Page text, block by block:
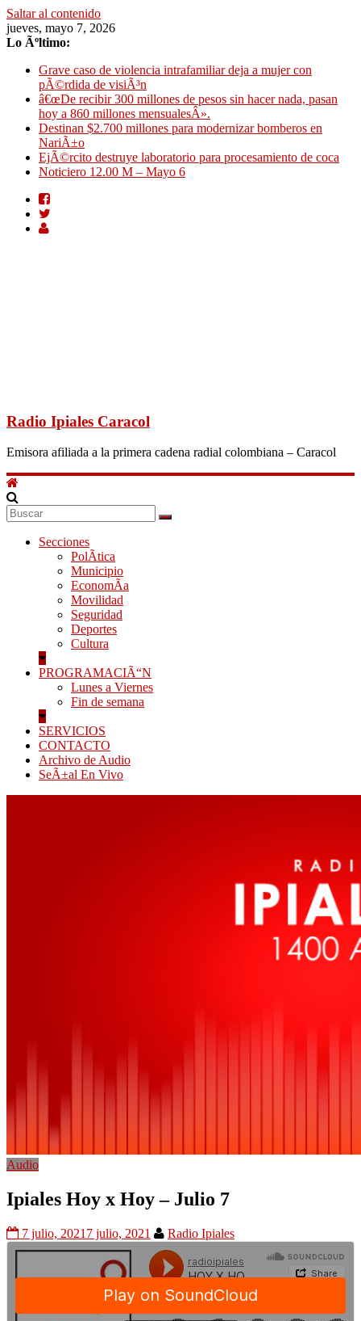
Saltar al contenido
jueves, mayo 7, 2026
Lo Ãºltimo:
Grave caso de violencia intrafamiliar deja a mujer con
pÃ©rdida de visiÃ³n
â€œDe recibir 300 millones de pesos sin hacer nada, pasan
hoy a 860 millones mensualesÂ».
Destinan $2.700 millones para modernizar bomberos en
NariÃ±o
EjÃ©rcito destruye laboratorio para procesamiento de coca
Noticiero 12.00 M – Mayo 6
Radio Ipiales Caracol
Emisora afiliada a la primera cadena radial colombiana – Caracol
Secciones
PolÃ­tica
Municipio
EconomÃ­a
Movilidad
Seguridad
Deportes
Cultura
PROGRAMACIÃ“N
Lunes a Viernes
Fin de semana
SERVICIOS
CONTACTO
Archivo de Audio
SeÃ±al En Vivo
Audio
Ipiales Hoy x Hoy – Julio 7
7 julio, 2021 7 julio, 2021 Radio Ipiales